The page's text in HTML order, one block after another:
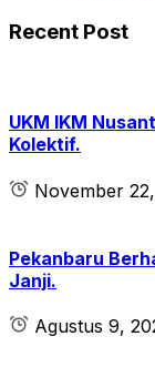
Recent Post
UKM IKM
Kolektif.
November
Pekanbaru
Janji.
Agustus 9,